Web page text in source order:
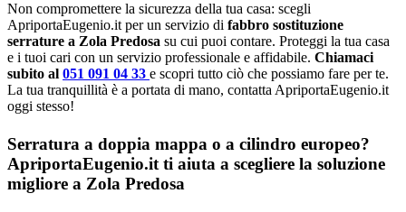
Non compromettere la sicurezza della tua casa: scegli
ApriportaEugenio.it per un servizio di fabbro sostituzione
serrature a Zola Predosa su cui puoi contare. Proteggi la tua casa
e i tuoi cari con un servizio professionale e affidabile. Chiamaci
subito al 051 091 04 33 e scopri tutto ciò che possiamo fare per te.
La tua tranquillità è a portata di mano, contatta ApriportaEugenio.it
oggi stesso!
Serratura a doppia mappa o a cilindro europeo?
ApriportaEugenio.it ti aiuta a scegliere la soluzione
migliore a Zola Predosa